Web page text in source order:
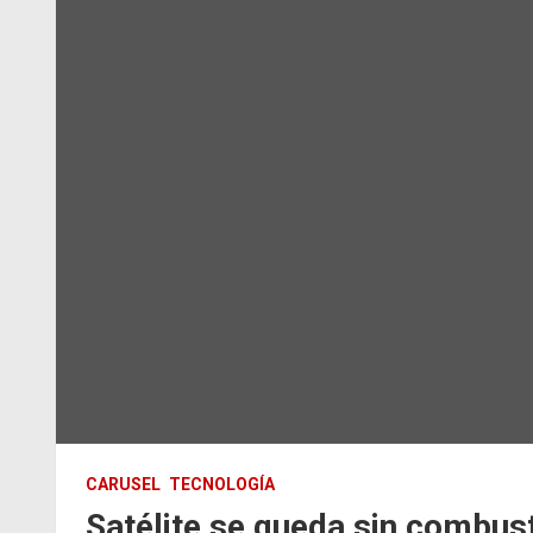
CARUSEL TECNOLOGÍA